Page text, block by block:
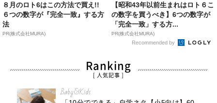
８月のロト6はこの方法で買え!!
６つの数字が『完全一致』する方
法
PR(株式会社MURA)
【昭和43年以前生まれはロト６こ
の数字を買うべき】6つの数字が
「完全一致」する方...
PR(株式会社MURA)
Recommended by
Ranking
[ 人気記事 ]
Baby&Kids